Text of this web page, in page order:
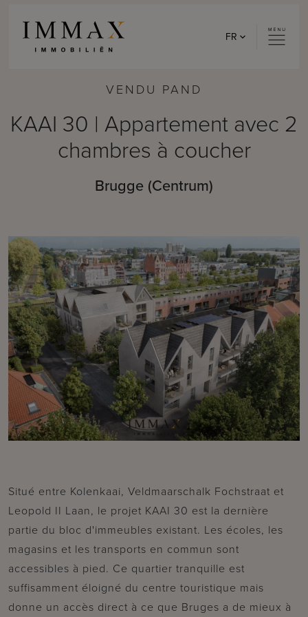
FR
VENDU PAND
KAAI 30 | Appartement avec 2
chambres à coucher
Brugge (Centrum)
Situé entre Kolenkaai, Veldmaarschalk Fochstraat et
Leopold II Laan, le projet KAAI 30 est la dernière
partie du bloc d'immeubles existant. Les écoles, les
magasins et les transports en commun sont
accessibles à pied. Ce quartier tranquille est
suffisamment éloigné du centre touristique mais
donne un accès direct à ce que Bruges a de mieux à